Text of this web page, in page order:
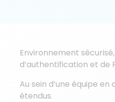
Environnement
d’authentification et de
Au sein d’une équipe
étendus.